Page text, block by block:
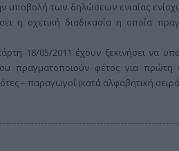
υποβολή των δηλώσεων ενιαίας
η σχετική διαδικασία η οποία
18/05/2011 έχουν ξεκινήσει να
πραγματοποιούν φέτος για πρώτη
– παραγωγοί (κατά αλφαβητική